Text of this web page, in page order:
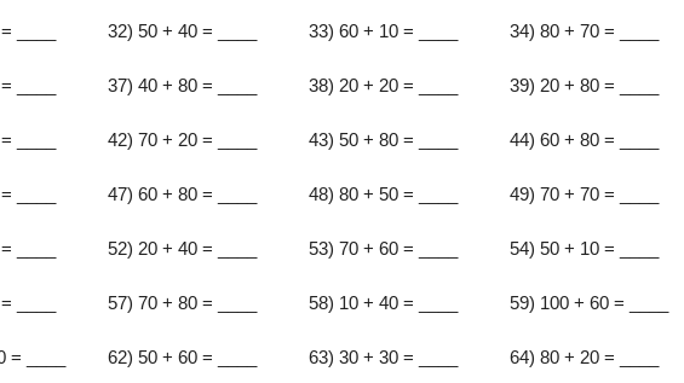
____ 32) 50 + 40 = ____ 33) 60 + 10 = ____ 34) 80 + 70 = ____
____ 37) 40 + 80 = ____ 38) 20 + 20 = ____ 39) 20 + 80 = ____
____ 42) 70 + 20 = ____ 43) 50 + 80 = ____ 44) 60 + 80 = ____
____ 47) 60 + 80 = ____ 48) 80 + 50 = ____ 49) 70 + 70 = ____
____ 52) 20 + 40 = ____ 53) 70 + 60 = ____ 54) 50 + 10 = ____
____ 57) 70 + 80 = ____ 58) 10 + 40 = ____ 59) 100 + 60 = ____
____ 62) 50 + 60 = ____ 63) 30 + 30 = ____ 64) 80 + 20 = ____